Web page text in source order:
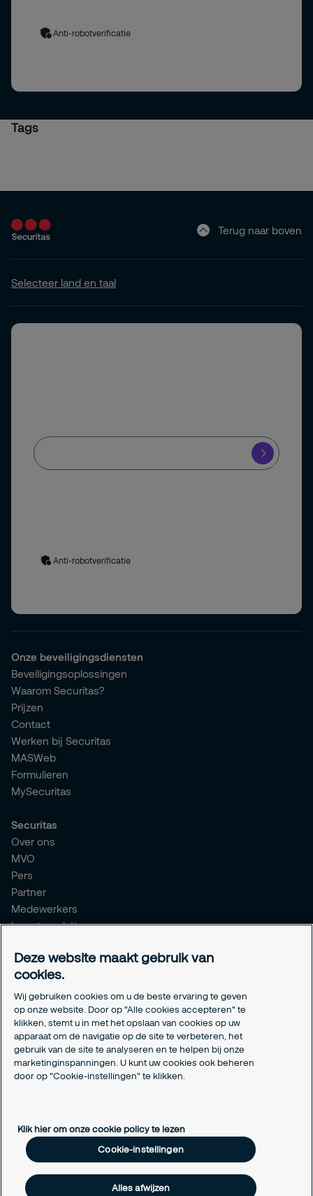
Anti-robotverificatie
Tags
Terug naar boven
Selecteer land en taal
Anti-robotverificatie
Onze beveiligingsdiensten
Beveiligingsoplossingen
Waarom Securitas?
Prijzen
Contact
Werken bij Securitas
MASWeb
Formulieren
MySecuritas
Securitas
Over ons
MVO
Pers
Partner
Medewerkers
Investor relations
Certificeringen
Aanmeldformulieren installatiepartners
Juridisch
Privacyverklaring
Algemene voorwaarden
Responsible disclosure
Cookie-instellingen
Deze website maakt gebruik van
cookies.
Wij gebruiken cookies om u de beste ervaring te geven
op onze website. Door op "Alle cookies accepteren" te
klikken, stemt u in met het opslaan van cookies op uw
apparaat om de navigatie op de site te verbeteren, het
gebruik van de site te analyseren en te helpen bij onze
marketinginspanningen. U kunt uw cookies ook beheren
door op "Cookie-instellingen" te klikken.
Klik hier om onze cookie policy te lezen
Cookie-instellingen
Alles afwijzen